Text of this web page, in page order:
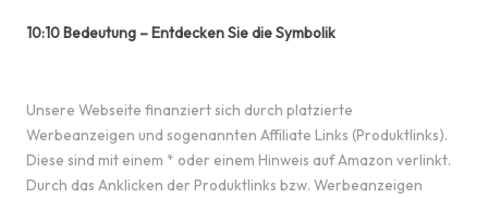
10:10 Bedeutung – Entdecken Sie die Symbolik
Unsere Webseite finanziert sich durch platzierte
Werbeanzeigen und sogenannten Affiliate Links (Produktlinks).
Diese sind mit einem * oder einem Hinweis auf Amazon verlinkt.
Durch das Anklicken der Produktlinks bzw. Werbeanzeigen